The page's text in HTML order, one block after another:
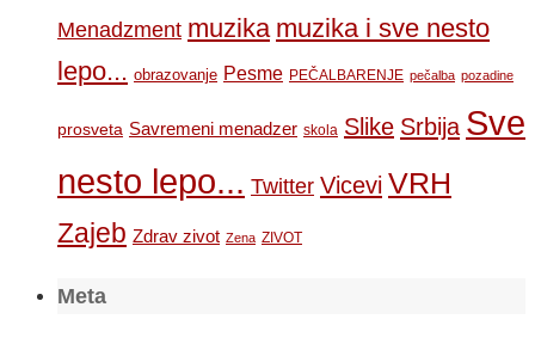
Menadzment muzika muzika i sve nesto
lepo... obrazovanje Pesme PEČALBARENJE pečalba pozadine
prosveta Savremeni menadzer skola Slike Srbija Sve
nesto lepo... Twitter Vicevi VRH
Zajeb Zdrav zivot Zena ZIVOT
Meta